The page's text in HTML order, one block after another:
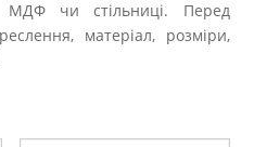
МДФ чи стільниці. Перед
матеріал, розміри,